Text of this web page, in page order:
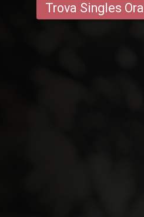
Trova Singles Ora